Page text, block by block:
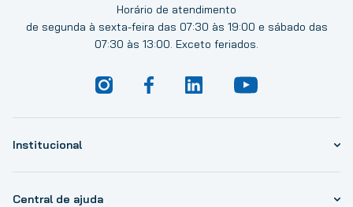
Horário de atendimento
de segunda à sexta-feira das 07:30 às 19:00 e sábado das
07:30 às 13:00. Exceto feriados.
Institucional
Central de ajuda